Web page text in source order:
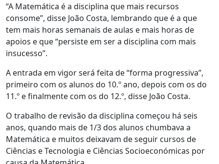
“A Matemática é a disciplina que mais recursos
consome”, disse João Costa, lembrando que é a que
tem mais horas semanais de aulas e mais horas de
apoios e que “persiste em ser a disciplina com mais
insucesso”.
A entrada em vigor será feita de “forma progressiva”,
primeiro com os alunos do 10.º ano, depois com os do
11.º e finalmente com os do 12.º, disse João Costa.
O trabalho de revisão da disciplina começou há seis
anos, quando mais de 1/3 dos alunos chumbava a
Matemática e muitos deixavam de seguir cursos de
Ciências e Tecnologia e Ciências Socioeconómicas por